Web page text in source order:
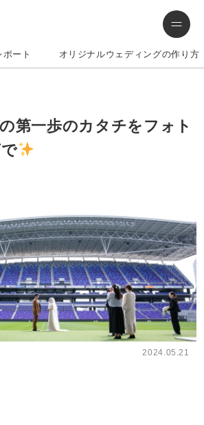
ート オリジナルウェディングの作り方
第一歩のカタチをフォト
2024.05.21